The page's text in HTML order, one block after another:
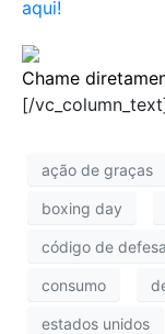
aqui!
Chame
[/
ação de graças
boxing day
código de
consumo
estados unidos